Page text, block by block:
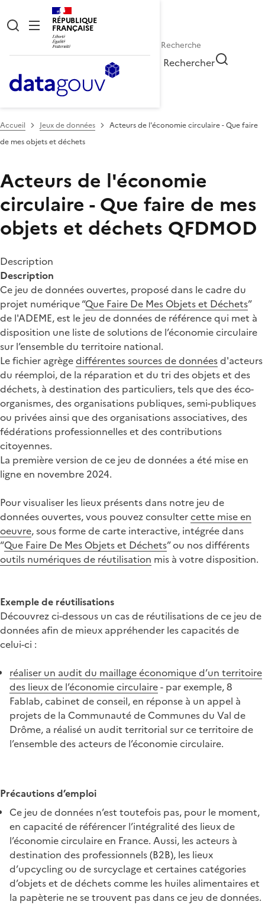
RÉPUBLIQUE
FRANÇAISE
Rechercher
Accueil Jeux de données
Acteurs de l'économie circulaire - Que faire
de mes objets et déchets
Acteurs de l'économie
circulaire - Que faire de mes
objets et déchets QFDMOD
Description
Description
Ce jeu de données ouvertes, proposé dans le cadre du
projet numérique “Que Faire De Mes Objets et Déchets”
de l'ADEME, est le jeu de données de référence qui met à
disposition une liste de solutions de l’économie circulaire
sur l’ensemble du territoire national.
Le fichier agrègedifférentes sources de donnéesd'acteurs
du réemploi, de la réparation et du tri des objets et des
déchets, à destination des particuliers, tels que des éco-
organismes, des organisations publiques, semi-publiques
ou privées ainsi que des organisations associatives, des
fédérations professionnelles et des contributions
citoyennes.
La première version de ce jeu de données a été mise en
ligne en novembre 2024.
Pour visualiser les lieux présents dans notre jeu de
données ouvertes, vous pouvez consultercette mise en
oeuvre, sous forme de carte interactive, intégrée dans
“Que Faire De Mes Objets et Déchets” ou nos différents
outils numériques de réutilisation mis à votre disposition.
Exemple de réutilisations
Découvrez ci-dessous un cas de réutilisations de ce jeu de
données afin de mieux appréhender les capacités de
celui-ci :
réaliser un audit du maillage économique d’un territoire
des lieux de l’économie circulaire- par exemple, 8
Fablab, cabinet de conseil, en réponse à un appel à
projets de la Communauté de Communes du Val de
Drôme, a réalisé un audit territorial sur ce territoire de
l’ensemble des acteurs de l’économie circulaire.
Précautions d’emploi
Ce jeu de données n’est toutefois pas, pour le moment,
en capacité de référencer l’intégralité des lieux de
l’économie circulaire en France. Aussi, les acteurs à
destination des professionnels (B2B), les lieux
d’upcycling ou de surcyclage et certaines catégories
d’objets et de déchets comme les huiles alimentaires et
la papèterie ne se trouvent pas dans ce jeu de données.